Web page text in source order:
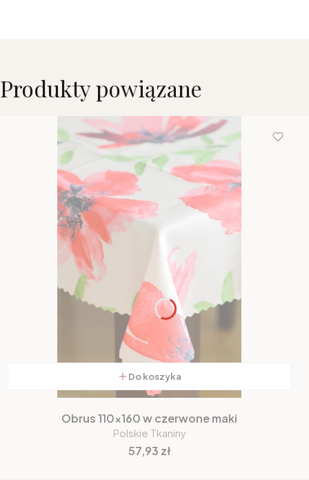
Produkty powiązane
Do koszyka
Obrus 110x160 w czerwone maki
Polskie Tkaniny
Cena
57,93 zł